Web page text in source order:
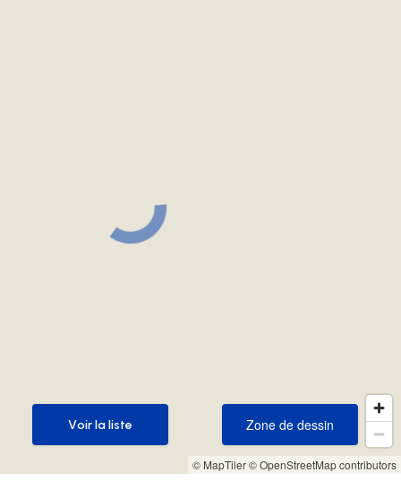
© MapTiler© OpenStreetMap contributors
Zone de dessin
Zone de dessin
Voir la liste
Voir la liste